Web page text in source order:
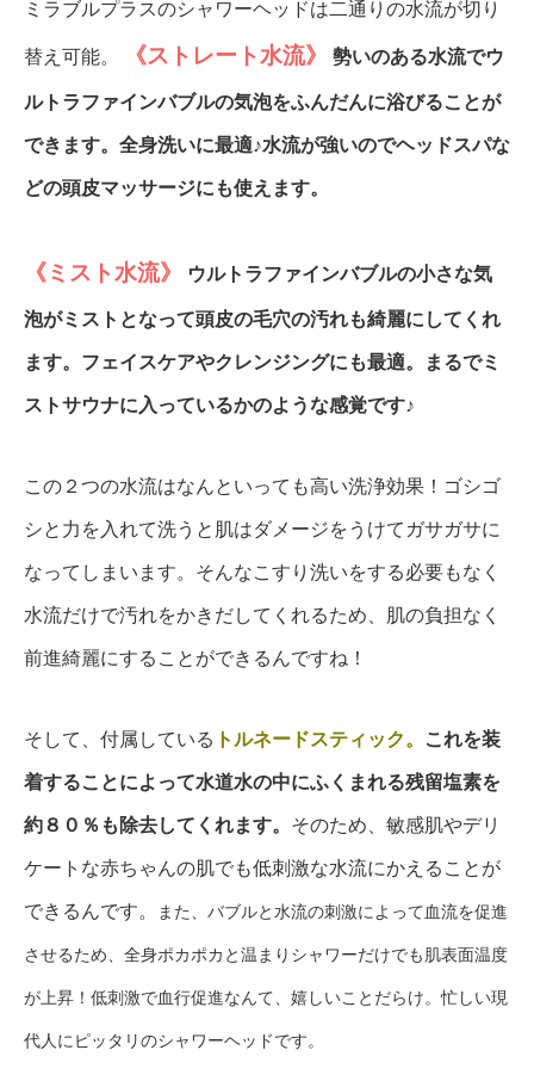
ミラブルプラスのシャワーヘッドは二通りの水流が切り
替え可能。
《ストレート水流》
勢いのある水流でウ
ルトラファインバブルの気泡をふんだんに浴びることが
できます。全身洗いに最適♪水流が強いのでヘッドスパな
どの頭皮マッサージにも使えます。
《ミスト水流》
ウルトラファインバブルの小さな気
泡がミストとなって頭皮の毛穴の汚れも綺麗にしてくれ
ます。フェイスケアやクレンジングにも最適。まるでミ
ストサウナに入っているかのような感覚です♪
この２つの水流はなんといっても高い洗浄効果！ゴシゴ
シと力を入れて洗うと肌はダメージをうけてガサガサに
なってしまいます。そんなこすり洗いをする必要もなく
水流だけで汚れをかきだしてくれるため、肌の負担なく
前進綺麗にすることができるんですね！
そして、付属している トルネードスティック。 これを装
着することによって水道水の中にふくまれる残留塩素を
約８０％も除去してくれます。 そのため、敏感肌やデリ
ケートな赤ちゃんの肌でも低刺激な水流にかえることが
できるんです。
また、バブルと水流の刺激によって血流を促進
させるため、全身ポカポカと温まりシャワーだけでも肌表面温度
が上昇！低刺激で血行促進なんて、嬉しいことだらけ。忙しい現
代人にピッタリのシャワーヘッドです。